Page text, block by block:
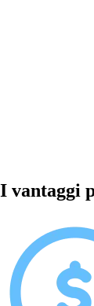
I vantaggi